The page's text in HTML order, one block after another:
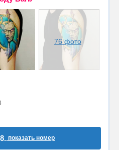
76 фото
показать номер